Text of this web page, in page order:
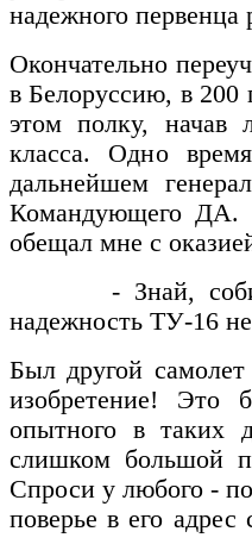
надежного первенца
Окончательно
в Белоруссию, в
этом полку, начав
класса. Одно
дальнейшем
Командующего ДА.
обещал мне с
- Знай,
надежность ТУ-16
Был другой
изобретение! Это
опытного в таких
слишком большой
Спроси у любого -
поверье в его